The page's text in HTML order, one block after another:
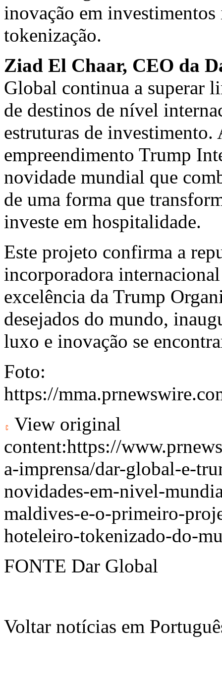
inovação em
tokenização.
Ziad El Chaar, CEO da
Global continua a superar
de destinos de nível
estruturas de investimento.
empreendimento Trump
novidade mundial que
de uma forma que
investe em hospitalidade.
Este projeto confirma a
incorporadora
excelência da Trump
desejados do mundo,
luxo e inovação se
Foto:
https://
View original
content:https://
a-imprensa/dar-global-e-
novidades-em-nivel-
maldives-e-o-primeiro-
hoteleiro-tokenizado-do-
FONTE Dar Global
Voltar notícias em